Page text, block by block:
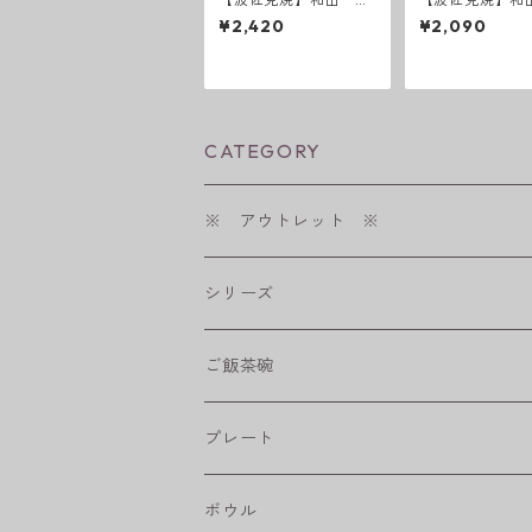
ミモザ スープマグ
¥2,420
リーフ・フラワ
ード 長皿
¥2,090
CATEGORY
※ アウトレット ※
シリーズ
shabby chic style
フラワーパレード
八角シリーズ
ご飯茶碗
プレート
楕円皿
ボウル